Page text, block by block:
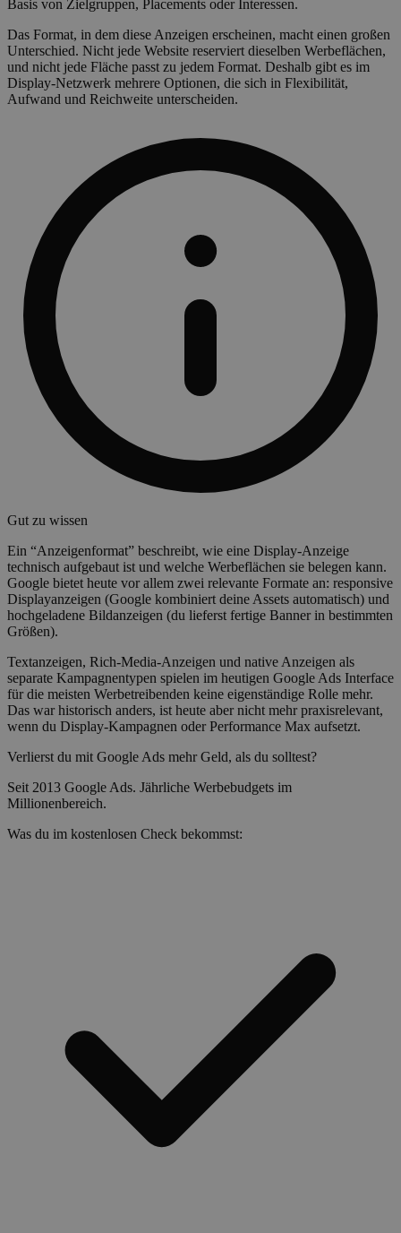
Basis von Zielgruppen, Placements oder Interessen.
Das Format, in dem diese Anzeigen erscheinen, macht einen großen
Unterschied. Nicht jede Website reserviert dieselben Werbeflächen,
und nicht jede Fläche passt zu jedem Format. Deshalb gibt es im
Display-Netzwerk mehrere Optionen, die sich in Flexibilität,
Aufwand und Reichweite unterscheiden.
Gut zu wissen
Ein “Anzeigenformat” beschreibt, wie eine Display-Anzeige
technisch aufgebaut ist und welche Werbeflächen sie belegen kann.
Google bietet heute vor allem zwei relevante Formate an: responsive
Displayanzeigen (Google kombiniert deine Assets automatisch) und
hochgeladene Bildanzeigen (du lieferst fertige Banner in bestimmten
Größen).
Textanzeigen, Rich-Media-Anzeigen und native Anzeigen als
separate Kampagnentypen spielen im heutigen Google Ads Interface
für die meisten Werbetreibenden keine eigenständige Rolle mehr.
Das war historisch anders, ist heute aber nicht mehr praxisrelevant,
wenn du Display-Kampagnen oder Performance Max aufsetzt.
Verlierst du mit Google Ads mehr Geld, als du solltest?
Seit 2013 Google Ads. Jährliche Werbebudgets im
Millionenbereich.
Was du im kostenlosen Check bekommst: